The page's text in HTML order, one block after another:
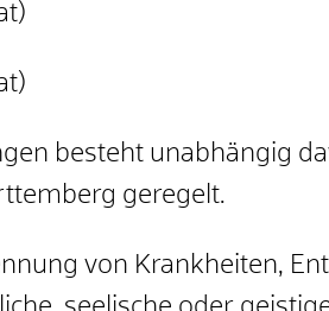
besteht unabhängig
geregelt.
von Krankheiten,